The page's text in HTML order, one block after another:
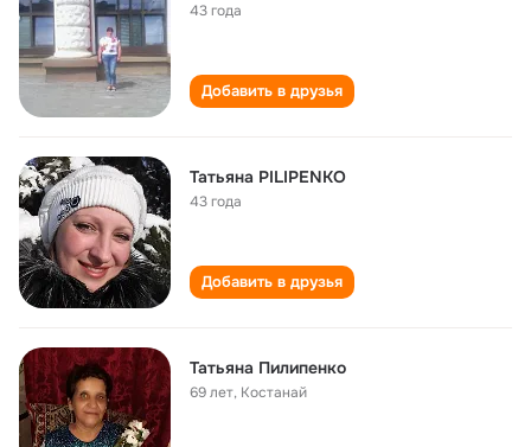
43 года
Добавить в друзья
Татьяна PILIPENKO
43 года
Добавить в друзья
Татьяна Пилипенко
69 лет, Костанай